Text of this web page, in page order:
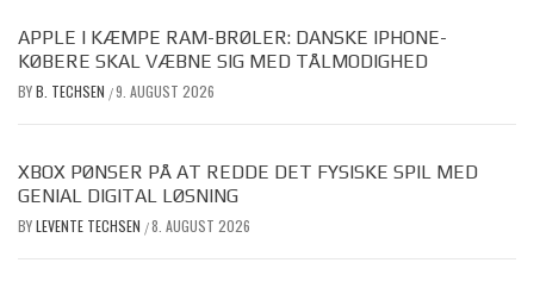
APPLE I KÆMPE RAM-BRØLER: DANSKE IPHONE-
KØBERE SKAL VÆBNE SIG MED TÅLMODIGHED
BYB. TECHSEN /9. AUGUST 2026
XBOX PØNSER PÅ AT REDDE DET FYSISKE SPIL MED
GENIAL DIGITAL LØSNING
BYLEVENTE TECHSEN /8. AUGUST 2026